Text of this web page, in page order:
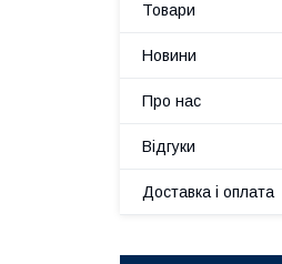
Товари
Новини
Про нас
Відгуки
Доставка і оплата